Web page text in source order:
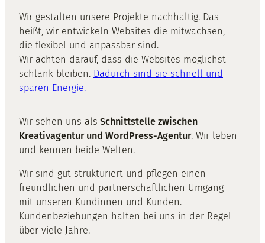
Wir gestalten unsere Projekte nachhaltig. Das
heißt, wir entwickeln Websites die mitwachsen,
die flexibel und anpassbar sind.
Wir achten darauf, dass die Websites möglichst
schlank bleiben. Dadurch sind sie schnell und
sparen Energie.
Wir sehen uns als Schnittstelle zwischen
Kreativagentur und WordPress-Agentur. Wir leben
und kennen beide Welten.
Wir sind gut strukturiert und pflegen einen
freundlichen und partnerschaftlichen Umgang
mit unseren Kundinnen und Kunden.
Kundenbeziehungen halten bei uns in der Regel
über viele Jahre.